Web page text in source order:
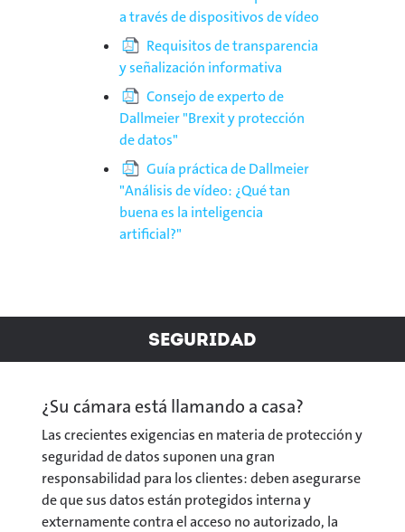
a través de dispositivos de vídeo
Requisitos de transparencia
y señalización informativa
Consejo de experto de
Dallmeier "Brexit y protección
de datos"
Guía práctica de Dallmeier
"Análisis de vídeo: ¿Qué tan
buena es la inteligencia
artificial?"
Seguridad
¿Su cámara está llamando a casa?
Las crecientes exigencias en materia de protección y
seguridad de datos suponen una gran
responsabilidad para los clientes: deben asegurarse
de que sus datos están protegidos interna y
externamente contra el acceso no autorizado, la